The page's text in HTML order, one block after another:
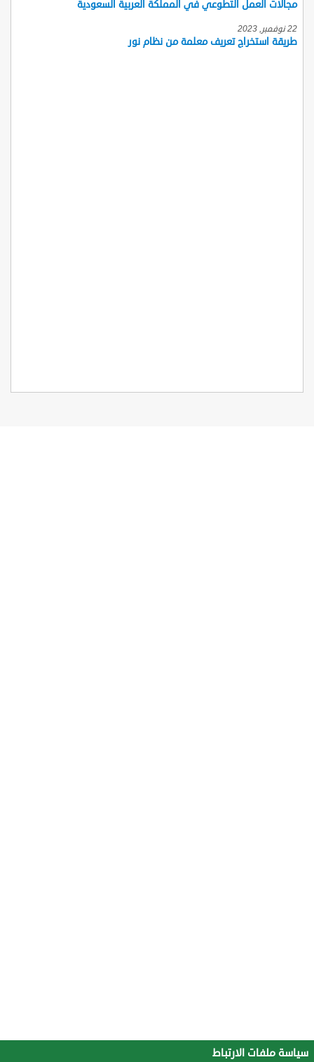
مجالات العمل التطوعي في المملكة العربية السعودية
22 نوفمبر, 2023
طريقة استخراج تعريف معلمة من نظام نور
سياسة ملفات الارتباط